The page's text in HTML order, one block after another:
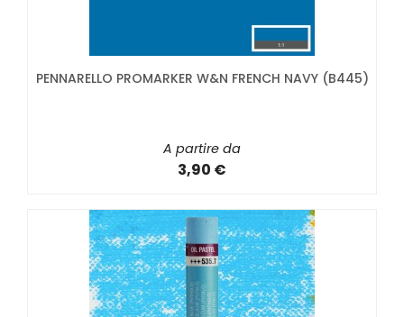
PENNARELLO PROMARKER W&N FRENCH NAVY (B445)
A partire da
3,90 €